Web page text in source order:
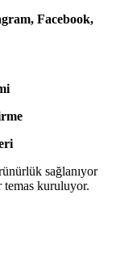
Facebook,
sağlanıyor
temas kuruluyor.